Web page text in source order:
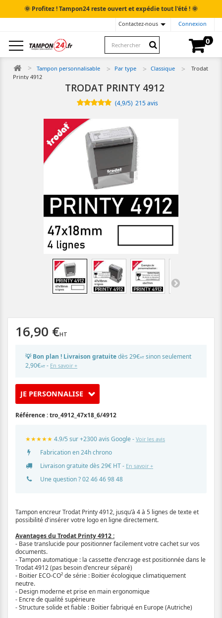
🌞 Profitez ! Tampon24 reste ouvert et expédie tout l'été !🌞
Connexion
Contactez-nous
0
Tampon personnalisable Par type Classique
Trodat
Printy 4912
TRODAT PRINTY 4912
(4,9/5) 215avis
16,90 €
💡 Bon plan ! Livraison gratuitedès 29€HT sinon seulement
2,90€HT - En savoir +
JE PERSONNALISE
Référence :tro_4912_47x18_6/4912
★★★★★ 4.9/5 sur +2300 avis Google - Voir les avis
Fabrication en 24h chrono
Livraison gratuite dès 29€ HT - En savoir +
Une question ?02 46 46 98 48
Tampon encreur Trodat Printy 4912, jusqu'à 4 à 5 lignes de texte et
possibilité d'insérer votre logo en ligne directement.
Avantages du Trodat Printy 4912 :
- Base translucide pour positionner facilement votre cachet sur vos
documents.
- Tampon automatique : la cassette d'encrage est positionnée dans le
Trodat 4912 (pas besoin d'encreur séparé)
- Boitier ECO-CO² de série : Boitier écologique climatiquement
neutre.
- Design moderne et prise en main ergonomique
- Encre de qualité supérieure
- Structure solide et fiable : Boitier fabriqué en Europe (Autriche)